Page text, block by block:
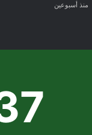
منذ أسبوعين